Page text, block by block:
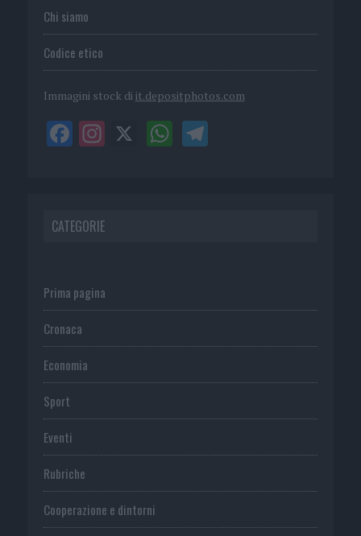
Chi siamo
Codice etico
Immagini stock di it.depositphotos.com
CATEGORIE
Prima pagina
Cronaca
Economia
Sport
Eventi
Rubriche
Cooperazione e dintorni